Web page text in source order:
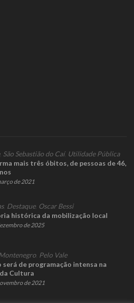
, São Sebastião do Caí, Utilidade Pública
mais três óbitos, de pessoas de 46,
de 2021
, Destaque, Oscar Bessi
histórica da mobilização local
de 2025
Pelo Vale
será de programação intensa na
Cultura
de 2021